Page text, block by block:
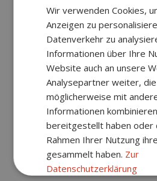
Wir verwenden Cookies,
Anzeigen zu
Datenverkehr zu
Informationen über Ihre
Website auch an unsere
Analysepartner weiter,
möglicherweise mit
Informationen
bereitgestellt haben oder
Rahmen Ihrer Nutzung
gesammelt haben. Zur
Datenschutzerklärung